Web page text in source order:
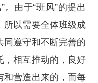
。由于“班风”的提出
所以需要全体班级成
同遵守和不断完善的
，相互推动的，良好
和营造出来的，而每